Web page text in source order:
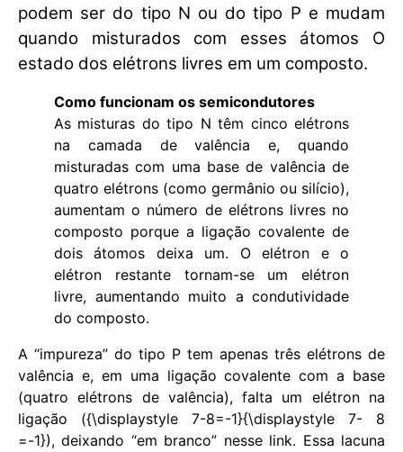
podem ser do tipo N ou do tipo P e mudam
quando misturados com esses átomos O
estado dos elétrons livres em um composto.
Como funcionam os semicondutores
As misturas do tipo N têm cinco elétrons
na camada de valência e, quando
misturadas com uma base de valência de
quatro elétrons (como germânio ou silício),
aumentam o número de elétrons livres no
composto porque a ligação covalente de
dois átomos deixa um. O elétron e o
elétron restante tornam-se um elétron
livre, aumentando muito a condutividade
do composto.
A “impureza” do tipo P tem apenas três elétrons de
valência e, em uma ligação covalente com a base
(quatro elétrons de valência), falta um elétron na
ligação ({\displaystyle 7-8=-1}{\displaystyle 7- 8
=-1}), deixando “em branco” nesse link. Essa lacuna